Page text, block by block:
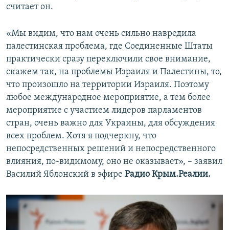
считает он.
«Мы видим, что нам очень сильно навредила
палестинская проблема, где Соединенные Штаты
практически сразу переключили свое внимание,
скажем так, на проблемы Израиля и Палестины, то,
что произошло на территории Израиля. Поэтому
любое международное мероприятие, а тем более
мероприятие с участием лидеров парламентов
стран, очень важно для Украины, для обсуждения
всех проблем. Хотя я подчеркну, что
непосредственных решений и непосредственного
влияния, по-видимому, оно не оказывает», – заявил
Василий Яблонский в эфире Радио Крым.Реалии.